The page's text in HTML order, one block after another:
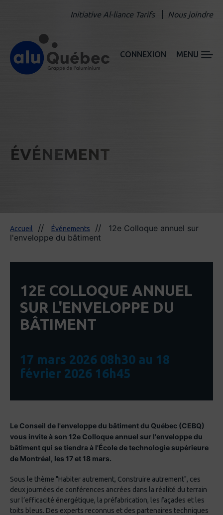
Initiative Al-liance Tarifs Nous joindre
CONNEXION MENU
ÉVÉNEMENT
Accueil Événements
12e Colloque annuel sur
l'enveloppe du bâtiment
12E COLLOQUE ANNUEL
SUR L'ENVELOPPE DU
BÂTIMENT
17 mars 2026 08h30 au 18
février 2026 16h45
Le Conseil de l'enveloppe du bâtiment du Québec (CEBQ)
vous invite à son 12e Colloque annuel sur l'enveloppe du
bâtiment qui se tiendra à l'École de technologie supérieure
de Montréal, les 17 et 18 mars.
Sous le thème "Habiter autrement, Construire autrement", ces
deux journées de conférences ancrées dans la réalité du terrain
sur l’efficacité énergétique, la préfabrication, les façades et les
toits bleus. Des experts reconnus et des partenaires techniques